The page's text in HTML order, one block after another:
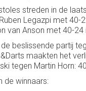
streden in de
Legazpi met 40-
van Anson met 40-24
beslissende partij
maakten het
tegen Martin Horn:
de winnaars: